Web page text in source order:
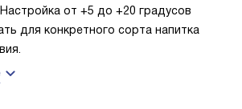
от +5 до +20 градусов
для конкретного сорта напитка